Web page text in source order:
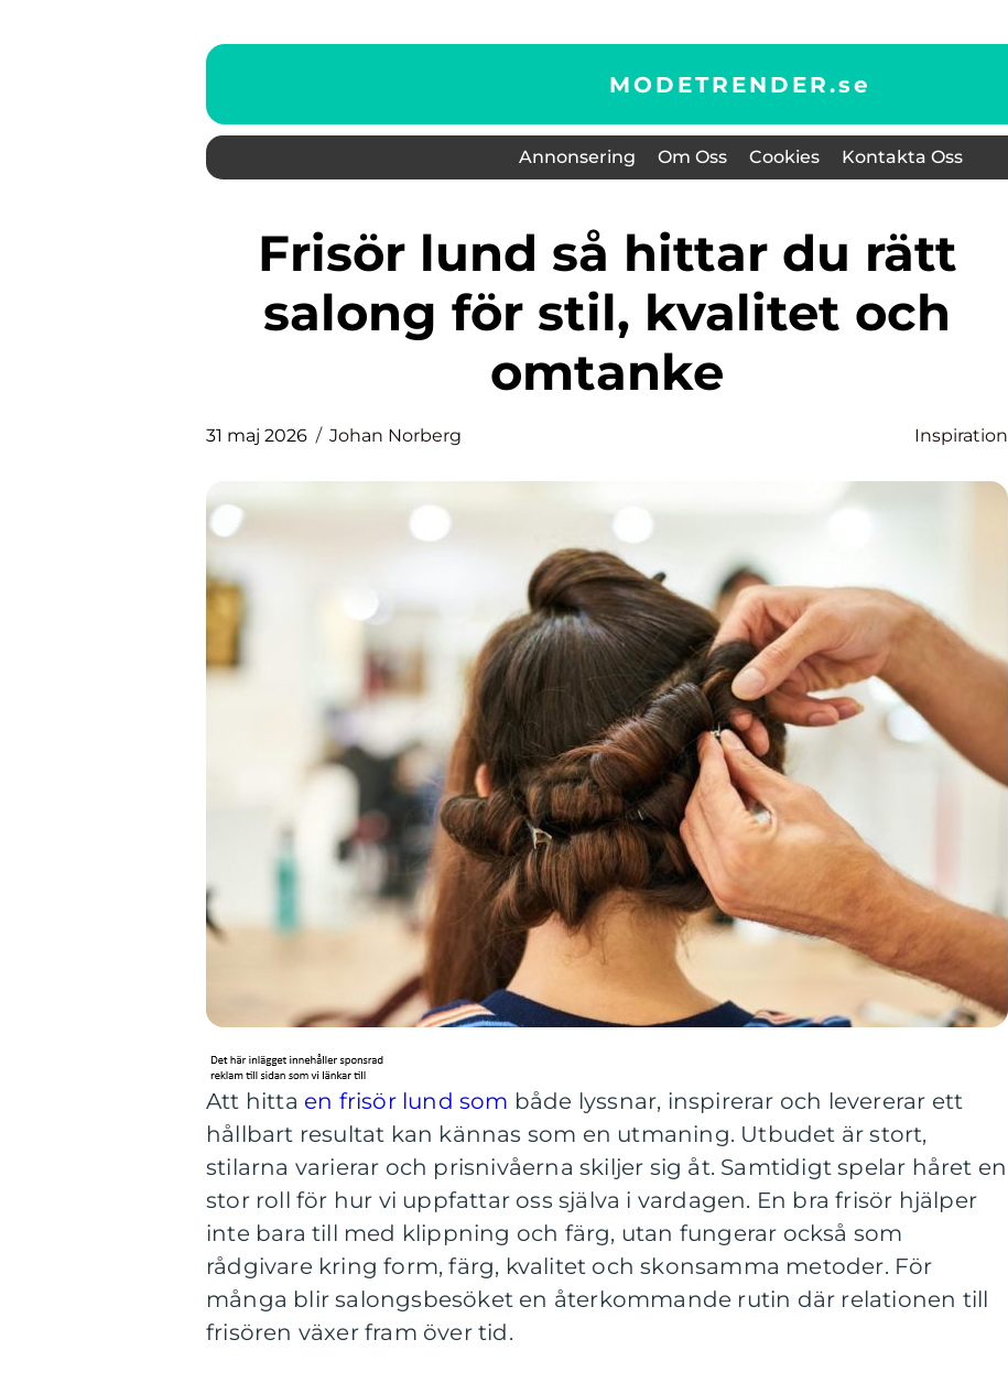
MODETRENDER.se
Annonsering Om Oss Cookies Kontakta Oss
Frisör lund så hittar du rätt
salong för stil, kvalitet och
omtanke
31 maj 2026 Johan Norberg Inspiration
Att hitta en frisör lund som både lyssnar, inspirerar och levererar ett
hållbart resultat kan kännas som en utmaning. Utbudet är stort,
stilarna varierar och prisnivåerna skiljer sig åt. Samtidigt spelar håret en
stor roll för hur vi uppfattar oss själva i vardagen. En bra frisör hjälper
inte bara till med klippning och färg, utan fungerar också som
rådgivare kring form, färg, kvalitet och skonsamma metoder. För
många blir salongsbesöket en återkommande rutin där relationen till
frisören växer fram över tid.